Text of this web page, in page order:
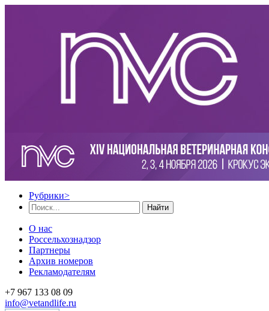
Рубрики>
Найти
О нас
Россельхознадзор
Партнеры
Архив номеров
Рекламодателям
+7 967 133 08 09
info@vetandlife.ru